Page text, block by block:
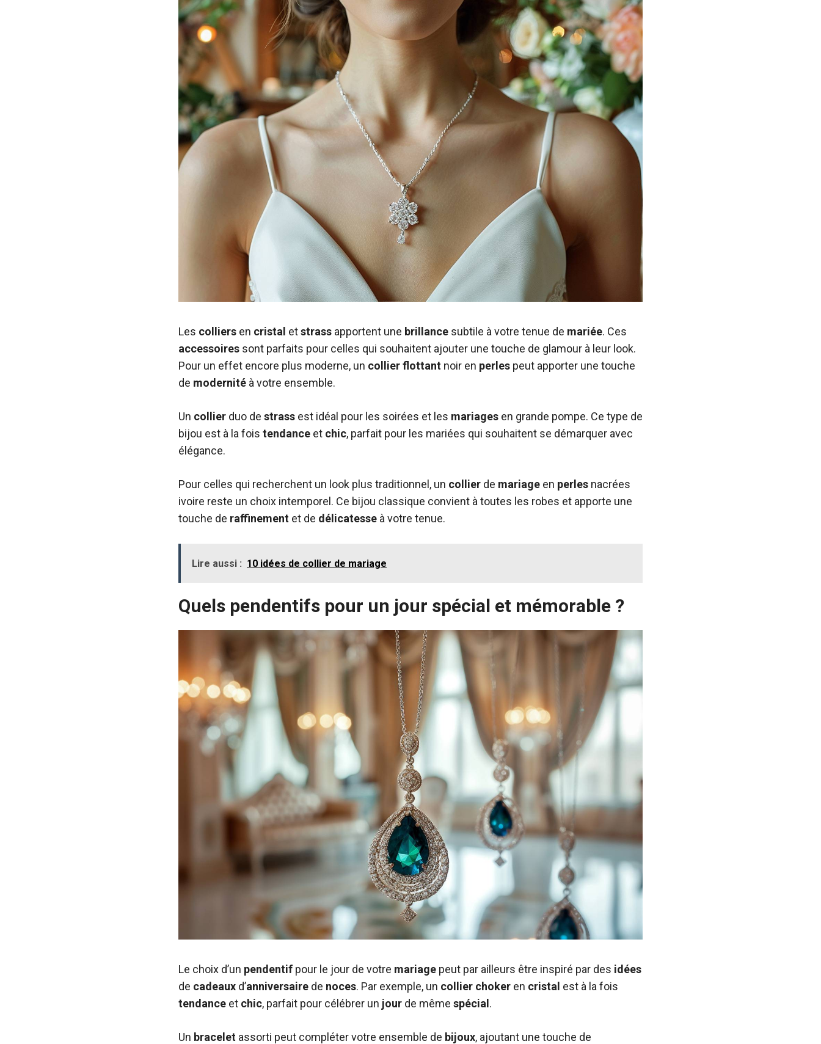
Les colliers en cristal etstrass apportent une brillance subtile à votre tenue de mariée. Ces
accessoires sont parfaits pour celles qui souhaitent ajouter une touche de glamour à leur look.
Pour un effet encore plus moderne, un collierflottant noir en perles peut apporter une touche
de modernité à votre ensemble.
Un collier duo de strass est idéal pour les soirées et les mariages en grande pompe. Ce type de
bijou est à la fois tendance et chic, parfait pour les mariées qui souhaitent se démarquer avec
élégance.
Pour celles qui recherchent un look plus traditionnel, un collier de mariage en perles nacrées
ivoire reste un choix intemporel. Ce bijou classique convient à toutes les robes et apporte une
touche de raffinement et de délicatesse à votre tenue.
Lire aussi : 10 idées de collier de mariage
Quels pendentifs pour un jour spécial et mémorable ?
Le choix d’un pendentif pour le jour de votre mariage peut par ailleurs être inspiré par des idées
de cadeaux d’anniversaire de noces. Par exemple, un collier choker en cristal est à la fois
tendance et chic, parfait pour célébrer un jour de même spécial .
Un bracelet assorti peut compléter votre ensemble de bijoux, ajoutant une touche de